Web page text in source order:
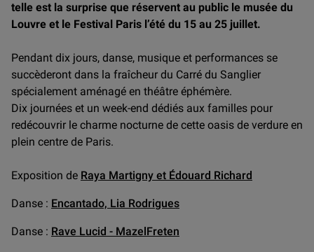
telle est la surprise que réservent au public le musée du
Louvre et le Festival Paris l’été du 15 au 25 juillet.
Pendant dix jours, danse, musique et performances se
succèderont dans la fraîcheur du Carré du Sanglier
spécialement aménagé en théâtre éphémère.
Dix journées et un week-end dédiés aux familles pour
redécouvrir le charme nocturne de cette oasis de verdure en
plein centre de Paris.
Exposition de Raya Martigny et Édouard Richard
Danse : Encantado, Lia Rodrigues
Danse : Rave Lucid - MazelFreten